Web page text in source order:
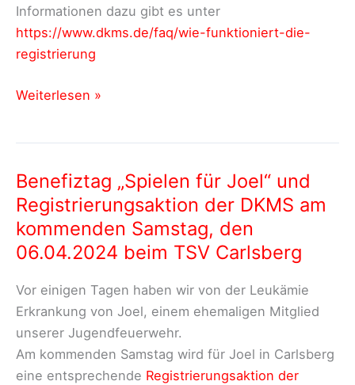
Informationen dazu gibt es unter
https://www.dkms.de/faq/wie-funktioniert-die-
registrierung
Erinnerung:
(Samstag,
den
06.04.2024)
Weiterlesen »
Benefiztag „Spielen für Joel“ und
Registrierungsaktion der DKMS am
kommenden Samstag, den
06.04.2024 beim TSV Carlsberg
Vor einigen Tagen haben wir von der Leukämie
Erkrankung von Joel, einem ehemaligen Mitglied
unserer Jugendfeuerwehr.
Am kommenden Samstag wird für Joel in Carlsberg
eine entsprechende Registrierungsaktion der